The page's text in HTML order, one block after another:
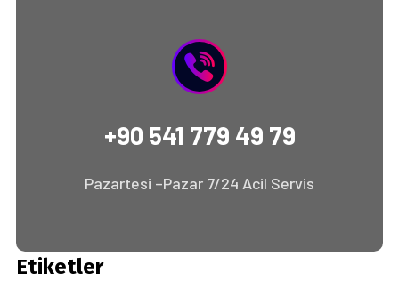
+90 541 779 49 79
Pazartesi –Pazar 7/24 Acil Servis
Etiketler